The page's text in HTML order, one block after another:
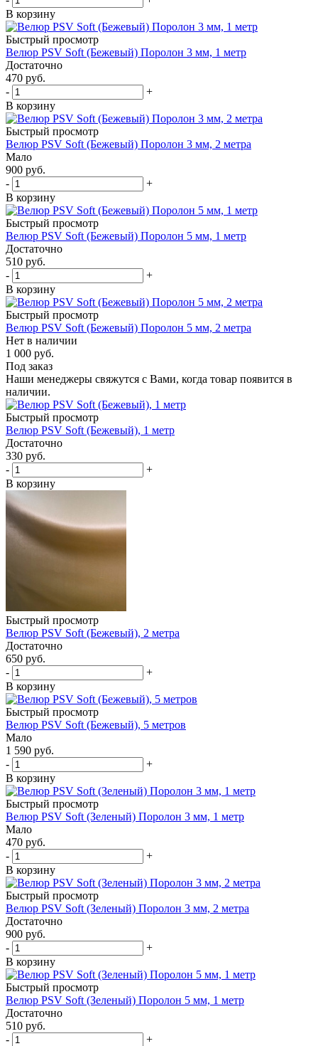
В корзину
Быстрый просмотр
Велюр PSV Soft (Бежевый) Поролон 3 мм, 1 метр
Достаточно
470 руб.
-
+
В корзину
Быстрый просмотр
Велюр PSV Soft (Бежевый) Поролон 3 мм, 2 метра
Мало
900 руб.
-
+
В корзину
Быстрый просмотр
Велюр PSV Soft (Бежевый) Поролон 5 мм, 1 метр
Достаточно
510 руб.
-
+
В корзину
Быстрый просмотр
Велюр PSV Soft (Бежевый) Поролон 5 мм, 2 метра
Нет в наличии
1 000 руб.
Под заказ
Наши менеджеры свяжутся с Вами, когда товар появится в
наличии.
Быстрый просмотр
Велюр PSV Soft (Бежевый), 1 метр
Достаточно
330 руб.
-
+
В корзину
Быстрый просмотр
Велюр PSV Soft (Бежевый), 2 метра
Достаточно
650 руб.
-
+
В корзину
Быстрый просмотр
Велюр PSV Soft (Бежевый), 5 метров
Мало
1 590 руб.
-
+
В корзину
Быстрый просмотр
Велюр PSV Soft (Зеленый) Поролон 3 мм, 1 метр
Мало
470 руб.
-
+
В корзину
Быстрый просмотр
Велюр PSV Soft (Зеленый) Поролон 3 мм, 2 метра
Достаточно
900 руб.
-
+
В корзину
Быстрый просмотр
Велюр PSV Soft (Зеленый) Поролон 5 мм, 1 метр
Достаточно
510 руб.
-
+